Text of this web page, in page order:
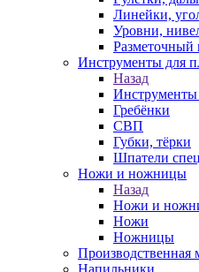
Линейки,
Уровни,
Разметочный
Инструменты для
Назад
Инструменты
Гребёнки
СВП
Губки, тёрки
Шпатели
Ножи и ножницы
Назад
Ножи и
Ножи
Ножницы
Производственная
Напильники